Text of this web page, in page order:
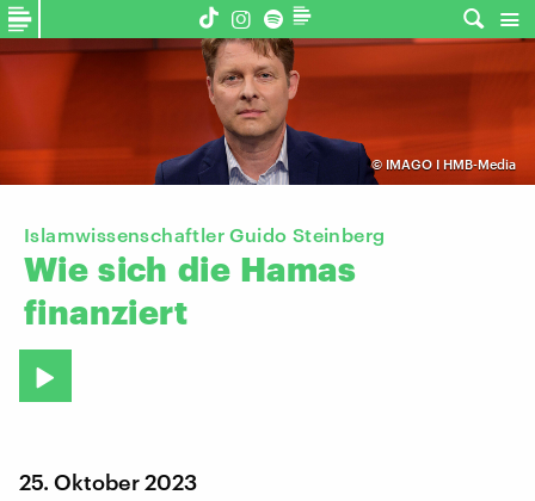
© IMAGO I HMB-Media
Islamwissenschaftler Guido Steinberg
Wie sich die Hamas
finanziert
25. Oktober 2023